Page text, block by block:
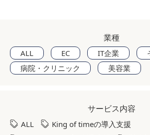
業種
ALL EC IT企業
病院・クリニック
美容業
サービス内容
ALL
King of timeの導入支援